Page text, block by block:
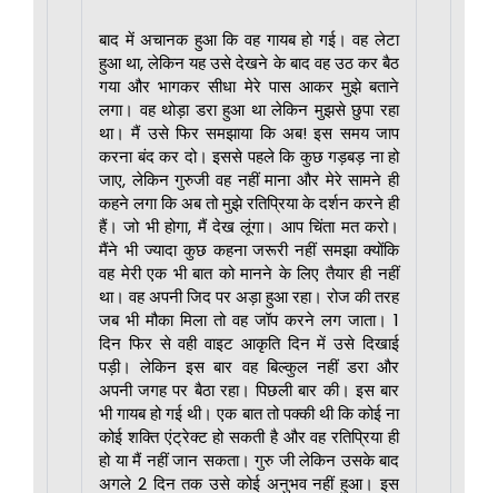
बाद में अचानक हुआ कि वह गायब हो गई। वह लेटा
हुआ था, लेकिन यह उसे देखने के बाद वह उठ कर बैठ
गया और भागकर सीधा मेरे पास आकर मुझे बताने
लगा। वह थोड़ा डरा हुआ था लेकिन मुझसे छुपा रहा
था। मैं उसे फिर समझाया कि अब! इस समय जाप
करना बंद कर दो। इससे पहले कि कुछ गड़बड़ ना हो
जाए, लेकिन गुरुजी वह नहीं माना और मेरे सामने ही
कहने लगा कि अब तो मुझे रतिप्रिया के दर्शन करने ही
हैं। जो भी होगा, मैं देख लूंगा। आप चिंता मत करो।
मैंने भी ज्यादा कुछ कहना जरूरी नहीं समझा क्योंकि
वह मेरी एक भी बात को मानने के लिए तैयार ही नहीं
था। वह अपनी जिद पर अड़ा हुआ रहा। रोज की तरह
जब भी मौका मिला तो वह जॉप करने लग जाता। 1
दिन फिर से वही वाइट आकृति दिन में उसे दिखाई
पड़ी। लेकिन इस बार वह बिल्कुल नहीं डरा और
अपनी जगह पर बैठा रहा। पिछली बार की। इस बार
भी गायब हो गई थी। एक बात तो पक्की थी कि कोई ना
कोई शक्ति एंट्रेक्ट हो सकती है और वह रतिप्रिया ही
हो या मैं नहीं जान सकता। गुरु जी लेकिन उसके बाद
अगले 2 दिन तक उसे कोई अनुभव नहीं हुआ। इस